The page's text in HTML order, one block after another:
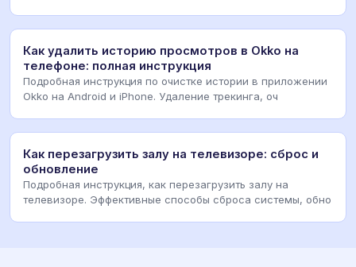
Как удалить историю просмотров в Okko на
телефоне: полная инструкция
Подробная инструкция по очистке истории в приложении
Okko на Android и iPhone. Удаление трекинга, оч
Как перезагрузить залу на телевизоре: сброс и
обновление
Подробная инструкция, как перезагрузить залу на
телевизоре. Эффективные способы сброса системы, обно